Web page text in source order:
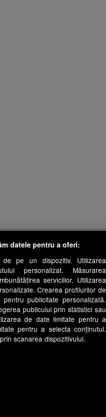
datele pentru a oferi:
de pe un dispozitiv. Utilizarea
personalizat. Măsurarea
serviciilor. Utilizarea
Crearea profilurilor de
publicitate personalizată.
publicului prin statistici sau
de date limitate pentru a
pentru a selecta conținutul.
scanarea dispozitivului.